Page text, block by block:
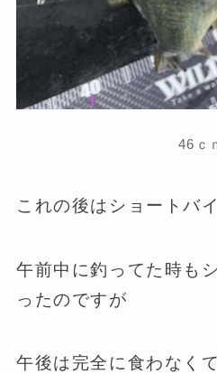
46ｃ
これの後はショートバ
午前中に釣ってた時も
ったのですが
午後は完全に食わなく